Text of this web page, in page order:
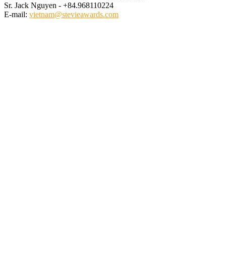
Sr. Jack Nguyen - +84.968110224
E-mail: vietnam@stevieawards.com